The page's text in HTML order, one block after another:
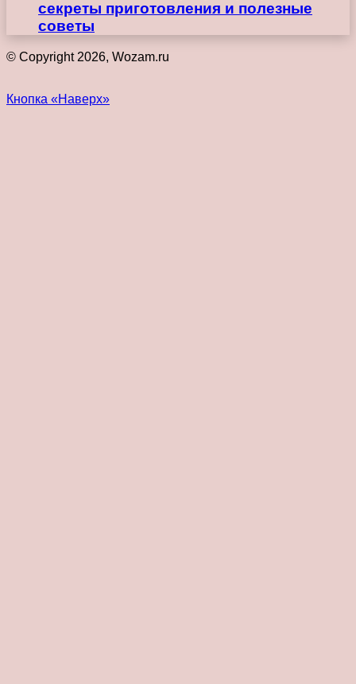
секреты приготовления и полезные
советы
© Copyright 2026, Wozam.ru
Кнопка «Наверх»